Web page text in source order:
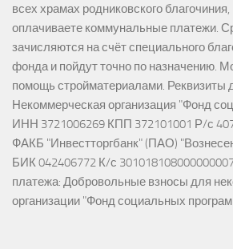
всех храмах родниковского
оплачиваете коммунальные платежи.
зачисляются на счёт специального
фонда и пойдут точно по назначению.
помощь стройматериалами. Реквизиты
Некоммерческая организация "Фонд
ИНН 3721006269 КПП 372101001 Р/с
ФАКБ "Инвестторгбанк" (ПАО)
БИК 042406772 К/с
платежа: Добровольные взносы для
организации "Фонд социальных